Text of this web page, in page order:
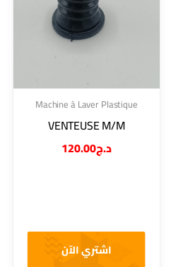
Machine à Laver Plastique
VENTEUSE M/M
د.ج120.00
اشتري الآن